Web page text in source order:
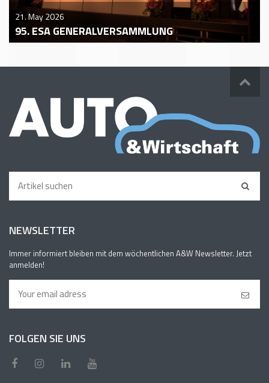
21. May 2026
95. ESA GENERALVERSAMMLUNG
NEWSLETTER
Immer informiert bleiben mit dem wöchentlichen A&W Newsletter. Jetzt
anmelden!
FOLGEN SIE UNS